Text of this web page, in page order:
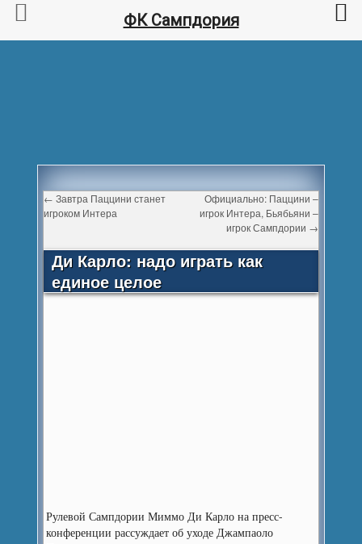
← Завтра Паццини станет
игроком Интера
Официально: Паццини –
игрок Интера, Бьябьяни –
игрок Сампдории →
Ди Карло: надо играть как
единое целое
Рулевой Сампдории Миммо Ди Карло на пресс-
конференции рассуждает об уходе Джампаоло
ФК Сампдория